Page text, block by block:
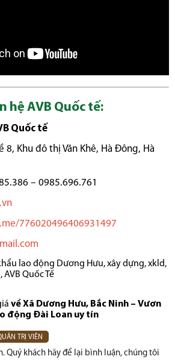
hệ AVB Quốc tế:
Quốc tế
8, Khu đô thị Văn Khê, Hà Đông, Hà
– 0985.696.761
776020496406931497
lao động Dương Hưu,xây dựng,xkld,
,AVB Quốc Tế
về Xã Dương Hưu, Bắc Ninh – Vươn
động Đài Loan uy tín
TRỊ VIÊN
Quý khách hãy để lại bình luận, chúng tôi